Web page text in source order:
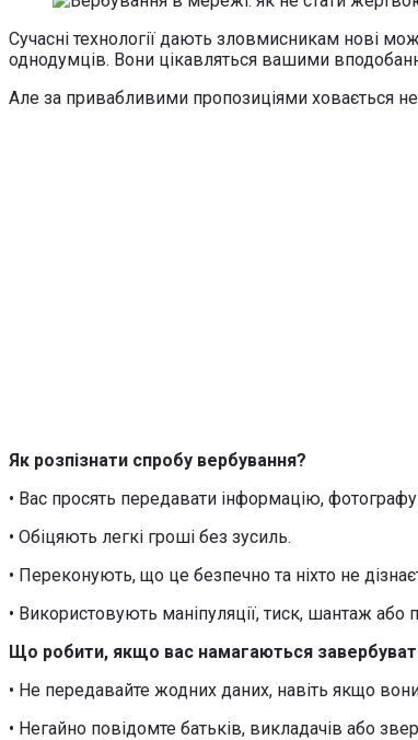
Сучасні технології дають зловмисникам нові
однодумців. Вони цікавляться вашими
Але за привабливими пропозиціями ховається
Як розпізнати спробу вербування?
• Вас просять передавати інформацію,
• Обіцяють легкі гроші без зусиль.
• Переконують, що це безпечно та ніхто не
• Використовують маніпуляції, тиск, шантаж або
Що робити, якщо вас намагаються
• Не передавайте жодних даних, навіть якщо
• Негайно повідомте батьків, викладачів або